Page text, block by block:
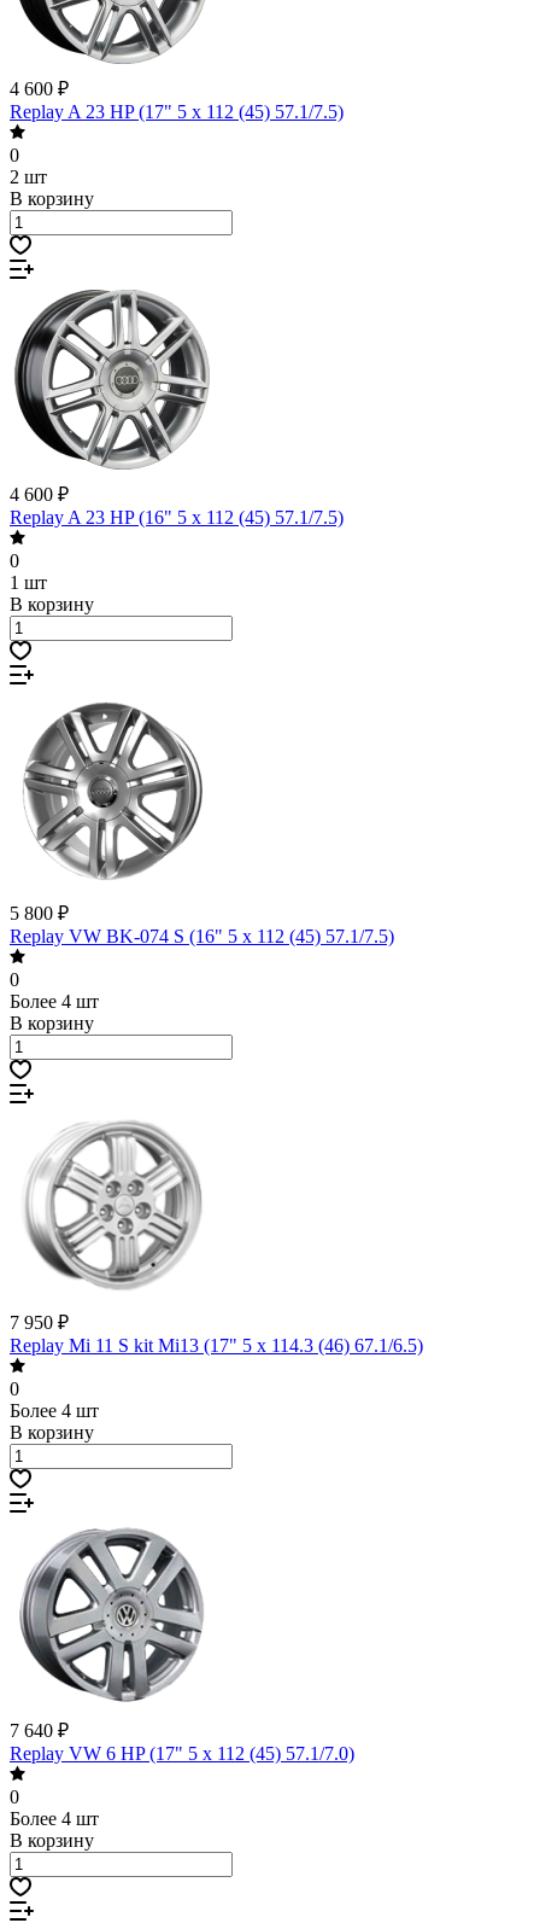
4 600 ₽
Replay A 23 HP (17" 5 x 112 (45) 57.1/7.5)
0
2 шт
В корзину
4 600 ₽
Replay A 23 HP (16" 5 x 112 (45) 57.1/7.5)
0
1 шт
В корзину
5 800 ₽
Replay VW BK-074 S (16" 5 x 112 (45) 57.1/7.5)
0
Более 4 шт
В корзину
7 950 ₽
Replay Mi 11 S kit Mi13 (17" 5 x 114.3 (46) 67.1/6.5)
0
Более 4 шт
В корзину
7 640 ₽
Replay VW 6 HP (17" 5 x 112 (45) 57.1/7.0)
0
Более 4 шт
В корзину